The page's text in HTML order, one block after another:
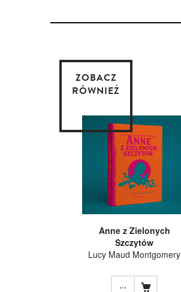
ZOBACZ
RÓWNIEŻ
Anne z Zielonych
Szczytów
Lucy Maud Montgomery
...